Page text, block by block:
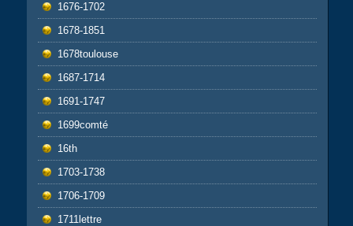
1676-1702
1678-1851
1678toulouse
1687-1714
1691-1747
1699comté
16th
1703-1738
1706-1709
1711lettre